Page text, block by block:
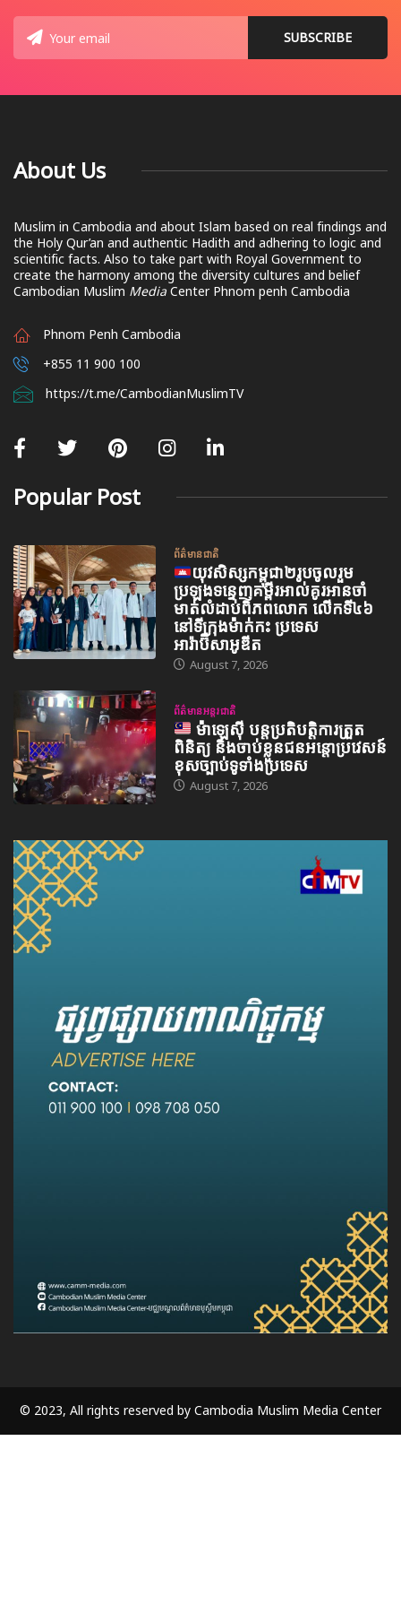
About Us
Muslim in Cambodia and about Islam based on real findings and
the Holy Qur’an and authentic Hadith and adhering to logic and
scientific facts. Also to take part with Royal Government to
create the harmony among the diversity cultures and belief
Cambodian Muslim Media Center Phnom penh Cambodia
Phnom Penh Cambodia
+855 11 900 100
https://t.me/CambodianMuslimTV
Popular Post
ព័ត៌មានជាតិ
យុវសិស្សកម្ពុជា២រូបចូលរួម
ប្រឡងទន្ទេញគម្ពីរអាល់គូរអានចាំ
មាត់លំដាប់ពិភពលោក លើកទី៤៦
នៅទីក្រុងម៉ាក់កះ ប្រទេស
អារ៉ាប៊ីសាអូឌីត
August 7, 2026
ព័ត៌មានអន្តរជាតិ
ម៉ាឡេស៊ី បន្តប្រតិបត្តិការត្រួត
ពិនិត្យ និងចាប់ខ្លួនជនអន្តោប្រវេសន៍
ខុសច្បាប់ទូទាំងប្រទេស
August 7, 2026
© 2023, All rights reserved by Cambodia Muslim Media Center